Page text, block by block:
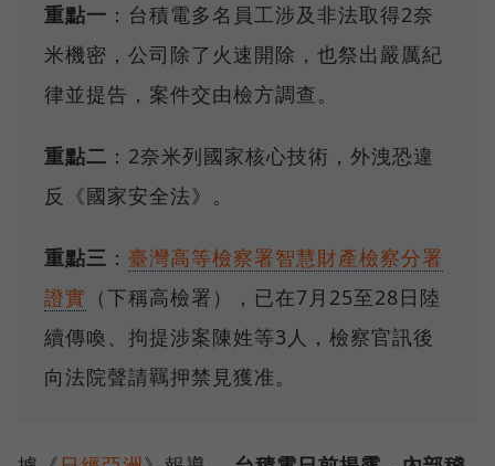
重點一 ：台積電多名員工涉及非法取得2奈
米機密，公司除了火速開除，也祭出嚴厲紀
律並提告，案件交由檢方調查。
重點二 ：2奈米列國家核心技術，外洩恐違
反《國家安全法》。
重點三 ： 臺灣高等檢察署智慧財產檢察分署
證實 （下稱高檢署），已在7月25至28日陸
續傳喚、拘提涉案陳姓等3人，檢察官訊後
向法院聲請羈押禁見獲准。